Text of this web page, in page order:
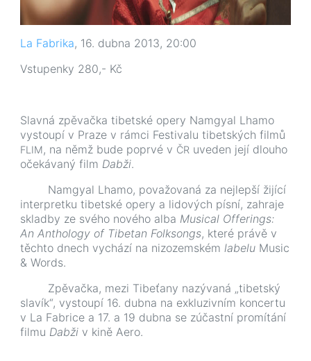
La Fabrika, 16. dubna 2013, 20:00
Vstupenky 280,- Kč
Slavná zpěvačka tibetské opery Namgyal Lhamo
vystoupí v Praze v rámci Festivalu tibetských filmů
FLIM, na němž bude poprvé v ČR uveden její dlouho
očekávaný film Dabži.
Namgyal Lhamo, považovaná za nejlepší žijící
interpretku tibetské opery a lidových písní, zahraje
skladby ze svého nového alba Musical Offerings:
An Anthology of Tibetan Folksongs, které právě v
těchto dnech vychází na nizozemském labelu Music
& Words.
Zpěvačka, mezi Tibeťany nazývaná „tibetský
slavík“, vystoupí 16. dubna na exkluzivním koncertu
v La Fabrice a 17. a 19 dubna se zúčastní promítání
filmu Dabži v kině Aero.